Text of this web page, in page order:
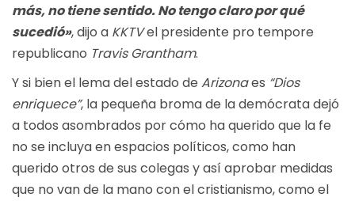
más, no tiene sentido. No tengo claro por qué
sucedió», dijo a KKTVel presidente pro tempore
republicano Travis Grantham.
Y si bien el lema del estado de Arizonaes “Dios
enriquece”, la pequeña broma de la demócrata dejó
a todos asombrados por cómo ha querido que la fe
no se incluya en espacios políticos, como han
querido otros de sus colegas y así aprobar medidas
que no van de la mano con el cristianismo, como el